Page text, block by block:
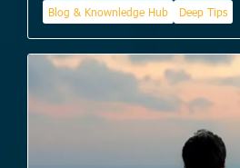
Blog & Knownledge Hub Deep Tips